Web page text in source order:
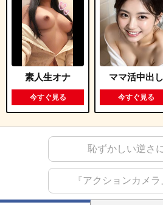
素人生オナ
今すぐ見る
ママ活中出し
今すぐ見る
恥ずかしい逆さ
『アクションカメ